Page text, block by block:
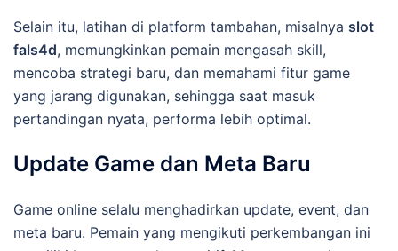
Selain itu, latihan di platform tambahan, misalnya slot
fals4d, memungkinkan pemain mengasah skill,
mencoba strategi baru, dan memahami fitur game
yang jarang digunakan, sehingga saat masuk
pertandingan nyata, performa lebih optimal.
Update Game dan Meta Baru
Game online selalu menghadirkan update, event, dan
meta baru. Pemain yang mengikuti perkembangan ini